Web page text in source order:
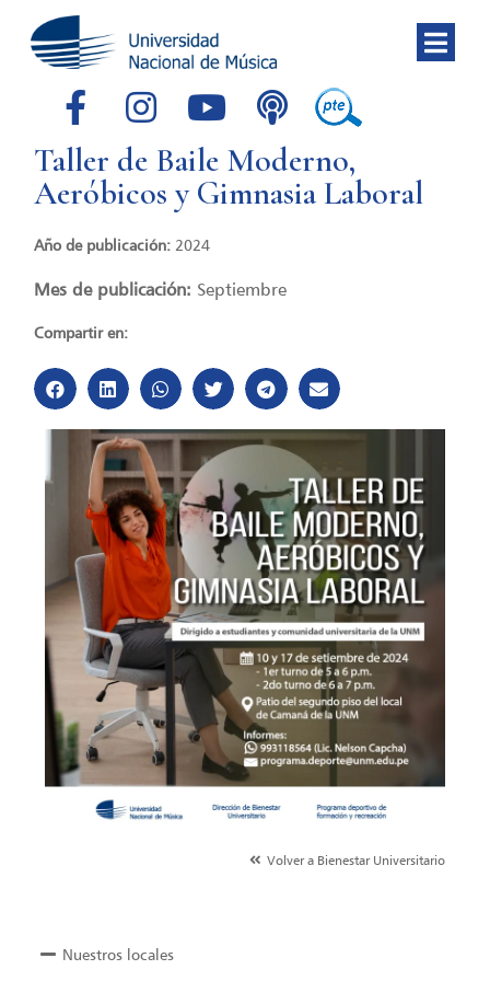
Taller de Baile Moderno,
Aeróbicos y Gimnasia Laboral
Año de publicación: 2024
Mes de publicación: Septiembre
Compartir en:
Volver a Bienestar Universitario
Nuestros locales